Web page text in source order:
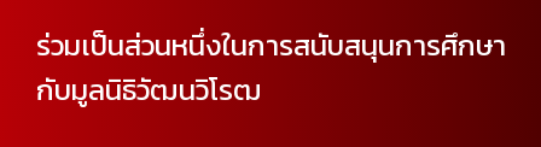
ร่วมเป็นส่วนหนึ่งในการสนับสนุนการศึกษา
กับมูลนิธิวัฒนวิโรฒ